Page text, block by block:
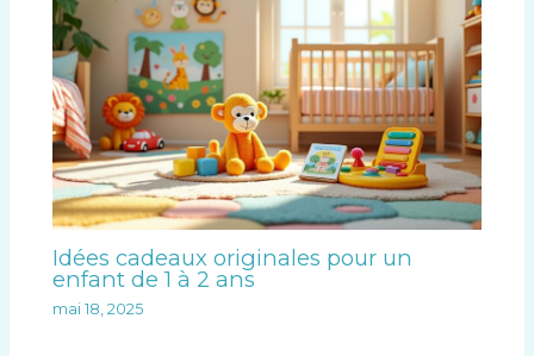
Idées cadeaux originales pour un
enfant de 1 à 2 ans
mai 18, 2025